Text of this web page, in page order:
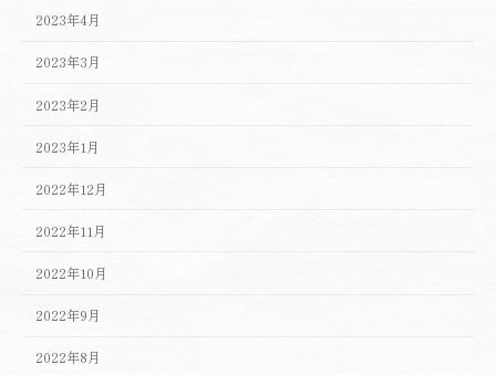
2023年4月
2023年3月
2023年2月
2023年1月
2022年12月
2022年11月
2022年10月
2022年9月
2022年8月